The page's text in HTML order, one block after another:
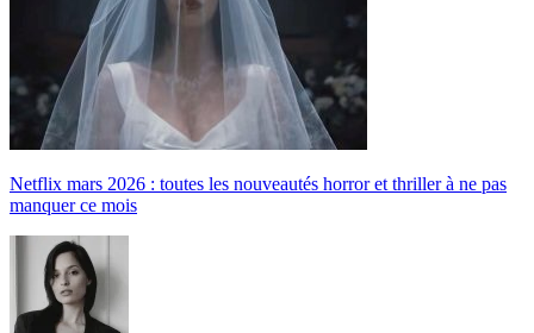
Netflix mars 2026 : toutes les nouveautés horror et thriller à ne pas
manquer ce mois